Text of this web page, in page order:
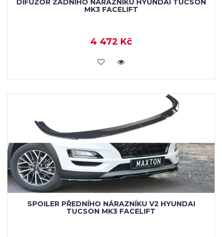
MK3 FACELIFT
4 472 Kč
KOUPIT
SPOILER PŘEDNÍHO NÁRAZNÍKU V2 HYUNDAI
TUCSON MK3 FACELIFT